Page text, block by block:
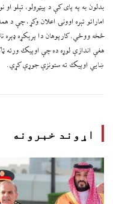
بدلون به په پای کې د پیټرولو، تېلو
اماراتو تېره اوونۍ اعلان وکړ، چې
څخه ووځي. کارپوهان دا پرېکړه ډېره
هغې اندازې لوړه ده چې اوپيک ورته
ښايي اوپيک ته ستونزې جوړې کړي.
اړوند خبرونه